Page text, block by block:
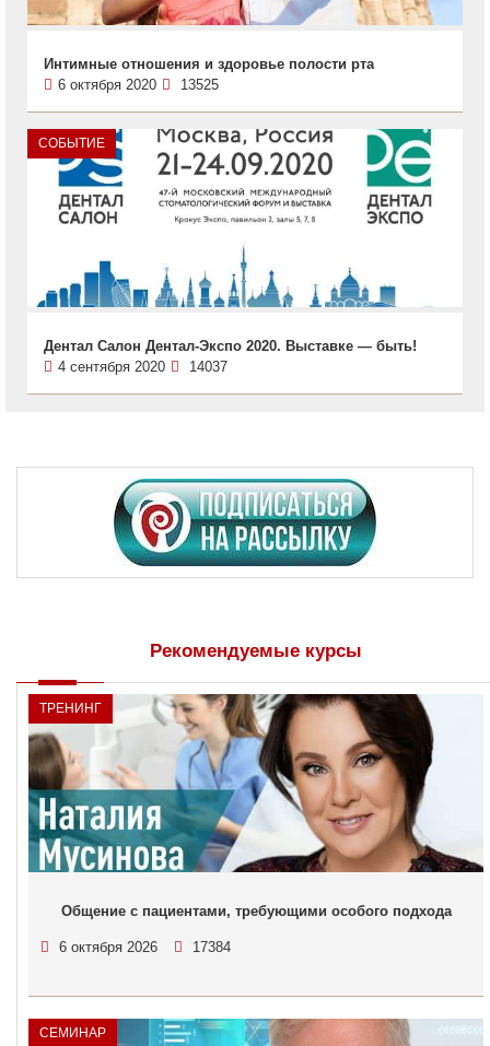
Интимные отношения и здоровье полости рта
6 октября 2020
13525
СОБЫТИЕ
Дентал Салон Дентал-Экспо 2020. Выставке — быть!
4 сентября 2020
14037
Рекомендуемые курсы
ТРЕНИНГ
Общение с пациентами, требующими особого подхода
6 октября 2026 17384
СЕМИНАР